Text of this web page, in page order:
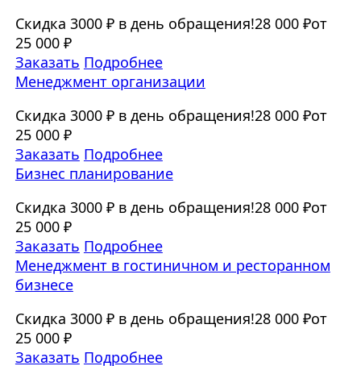
Скидка 3000 ₽ в день обращения!28 000 ₽от
25 000 ₽
Заказать Подробнее
Менеджмент организации
Скидка 3000 ₽ в день обращения!28 000 ₽от
25 000 ₽
Заказать Подробнее
Бизнес планирование
Скидка 3000 ₽ в день обращения!28 000 ₽от
25 000 ₽
Заказать Подробнее
Менеджмент в гостиничном и ресторанном
бизнесе
Скидка 3000 ₽ в день обращения!28 000 ₽от
25 000 ₽
Заказать Подробнее